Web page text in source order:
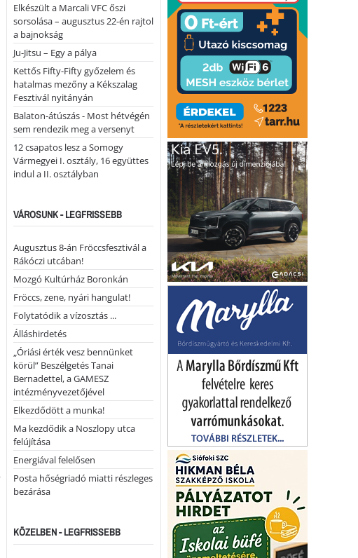
Elkészült a Marcali VFC őszi
sorsolása – augusztus 22-én rajtol
a bajnokság
Ju-Jitsu – Egy a pálya
Kettős Fifty-Fifty győzelem és
hatalmas mezőny a Kékszalag
Fesztivál nyitányán
Balaton-átúszás - Most hétvégén
sem rendezik meg a versenyt
12 csapatos lesz a Somogy
Vármegyei I. osztály, 16 együttes
indul a II. osztályban
VÁROSUNK - LEGFRISSEBB
Augusztus 8-án Fröccsfesztivál a
Rákóczi utcában!
Mozgó Kultúrház Boronkán
Fröccs, zene, nyári hangulat!
Folytatódik a vízosztás ...
Álláshirdetés
„Óriási érték vesz bennünket
körül” Beszélgetés Tanai
Bernadettel, a GAMESZ
intézményvezetőjével
Elkezdődött a munka!
Ma kezdődik a Noszlopy utca
felújítása
Energiával felelősen
Posta hőségriadó miatti részleges
bezárása
KÖZELBEN - LEGFRISSEBB